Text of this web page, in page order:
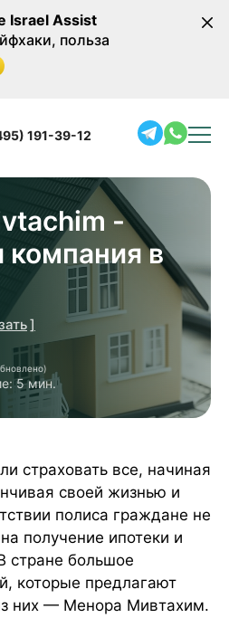
Israel Assist
польза
191-39-12
- страховая компания в
-
компания в
рынка Израиля
услуг Menora Mivtachim
Menora Mivtachim
5 мин.
страховать все, начиная
своей жизнью и
полиса граждане не
получение ипотеки и
стране большое
которые предлагают
них — Менора Мивтахим.